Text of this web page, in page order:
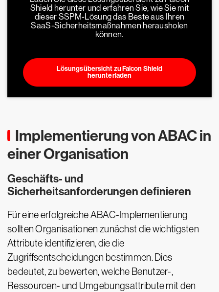
Shield herunter und erfahren Sie, wie Sie mit
dieser SSPM-Lösung das Beste aus Ihren
SaaS-Sicherheitsmaßnahmen herausholen
können.
Lösungsübersicht zu Falcon Shield
herunterladen
Implementierung von ABAC in
einer Organisation
Geschäfts- und
Sicherheitsanforderungen definieren
Für eine erfolgreiche ABAC-Implementierung
sollten Organisationen zunächst die wichtigsten
Attribute identifizieren, die die
Zugriffsentscheidungen bestimmen. Dies
bedeutet, zu bewerten, welche Benutzer-,
Ressourcen- und Umgebungsattribute mit den